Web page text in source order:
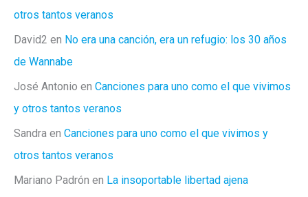
otros tantos veranos
David2 en No era una canción, era un refugio: los 30 años
de Wannabe
José Antonio en Canciones para uno como el que vivimos
y otros tantos veranos
Sandra en Canciones para uno como el que vivimos y
otros tantos veranos
Mariano Padrón en La insoportable libertad ajena